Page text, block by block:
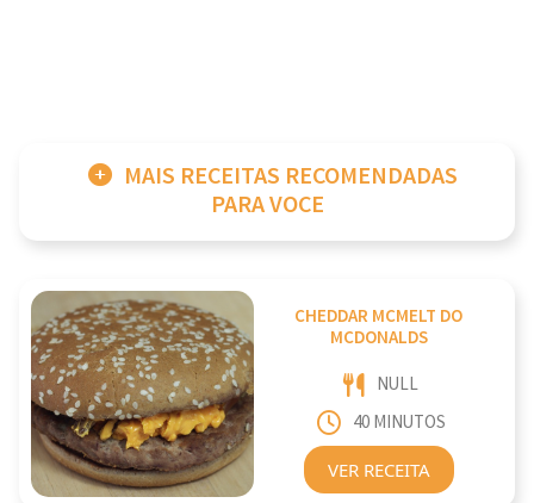
MAIS RECEITAS RECOMENDADAS
PARA VOCE
CHEDDAR MCMELT DO
MCDONALDS
NULL
40 MINUTOS
VER RECEITA